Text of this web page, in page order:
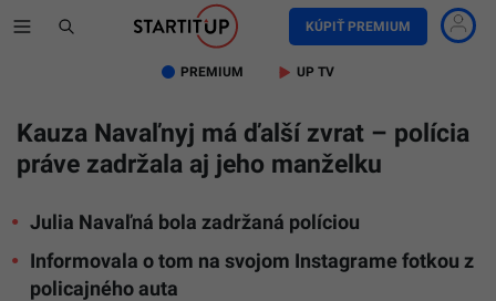
KÚPIŤ PREMIUM
PREMIUM UP TV
Kauza Navaľnyj má ďalší zvrat – polícia
práve zadržala aj jeho manželku
Julia Navaľná bola zadržaná políciou
Informovala o tom na svojom Instagrame fotkou z
policajného auta